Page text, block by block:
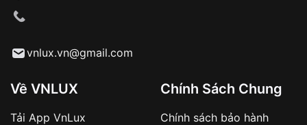
Từ khóa SEO:
vnlux.vn@gmail.com
Về VNLUX
Tải App VnLux
Chính Sách Chung
Chính sách bảo hành